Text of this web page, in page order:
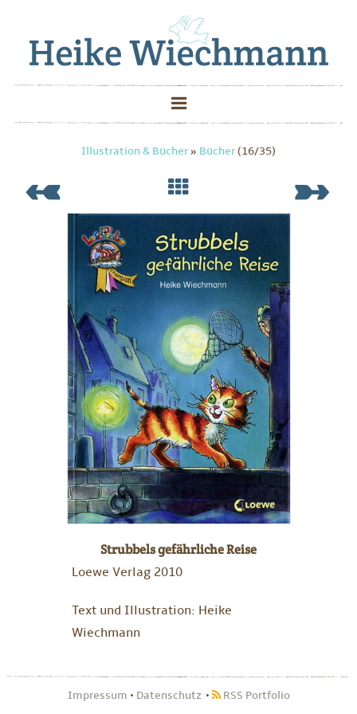
Illustration & Bücher» Bücher(16/35)
Strubbels gefährliche Reise
Loewe Verlag 2010
Text und Illustration: Heike
Wiechmann
Impressum • Datenschutz RSS Portfolio